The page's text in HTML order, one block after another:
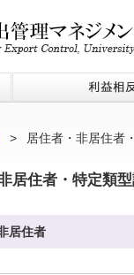
> 居住者・非居住者
居住者・特定類
居住者